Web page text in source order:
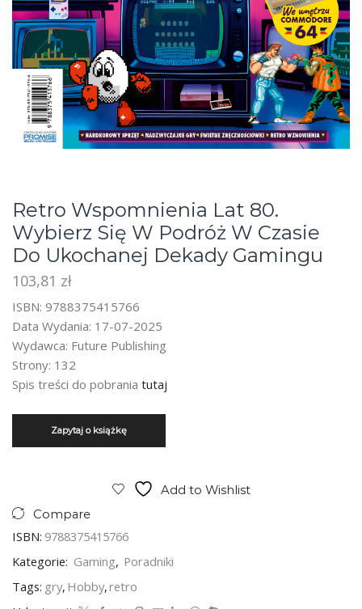
Retro Wspomnienia Lat 80.
Wybierz Się W Podróż W Czasie
Do Ukochanej Dekady Gamingu
103,81 zł
ISBN: 9788375415766
Data Wydania: 17-07-2025
Wydawca: Future Publishing
Strony: 132
Spis treści do pobrania tutaj
Add to Wishlist
Compare
ISBN: 9788375415766
Kategorie: Gaming, Poradniki
Tags: gry, Hobby,retro